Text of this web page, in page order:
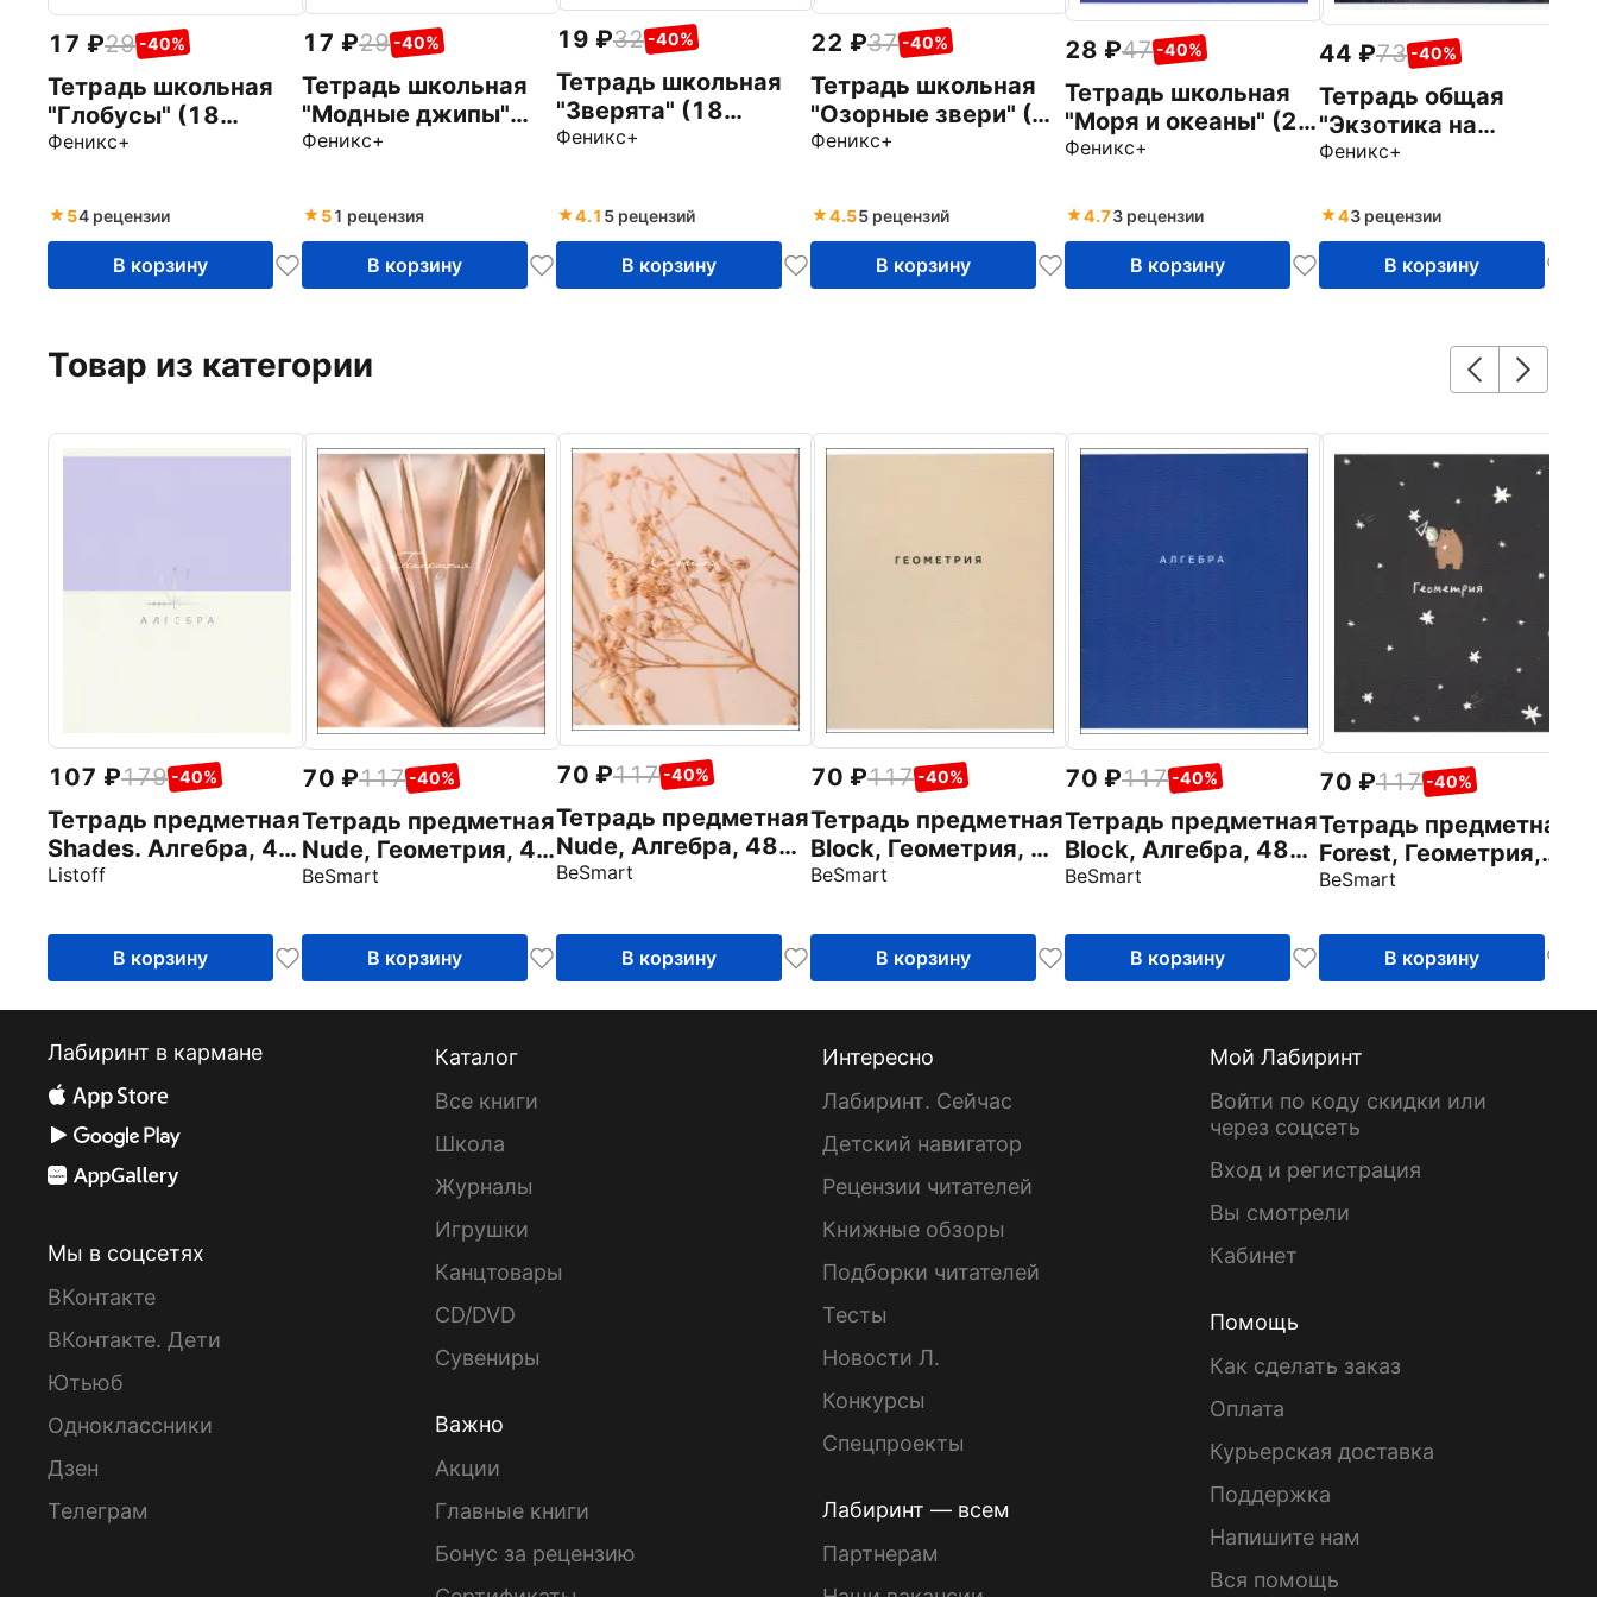
17 29 -40%
Тетрадь школьная
"Глобусы" (18
листов, линия, А5+,
(47175)
Феникс+
54 рецензии
В корзину
17 29 -40%
Тетрадь школьная
"Модные джипы"
(18 листов, клетка,
(46944)
Феникс+
51 рецензия
В корзину
19 32 -40%
Тетрадь школьная
"Зверята" (18
листов, клетка, в
Феникс+
4.1 5 рецензий
В корзину
22 37 -40%
Тетрадь школьная
"Озорные звери" (24
листа, клетка, в
Феникс+
4.55 рецензий
В корзину
28 47 -40%
Тетрадь школьная
"Моря и океаны" (24
листов, А5+, линия,
(49522)
Феникс+
4.73 рецензии
В корзину
44 73 -40%
Тетрадь общая
"Экзотика на
черном" (48 листов,
ассортименте)
(49529)
Феникс+
43 рецензии
В корзину
Товар из категории
107 179 -40%
Тетрадь предметная
Shades. Алгебра, 48
листов
Listoff
В корзину
70 117 -40%
Тетрадь предметная
Nude, Геометрия, 48
листов, клетка
BeSmart
В корзину
70 117 -40%
Тетрадь предметная
Nude, Алгебра, 48
листов, клетка
BeSmart
В корзину
70 117 -40%
Тетрадь предметная
Block, Геометрия, 48
листов, клетка
BeSmart
В корзину
70 117 -40%
Тетрадь предметная
Block, Алгебра, 48
листов, клетка
BeSmart
В корзину
70 117 -40%
Тетрадь предметная
Forest, Геометрия,
48 листов, клетка
BeSmart
В корзину
Лабиринт в кармане
Мы в соцсетях
ВКонтакте
ВКонтакте. Дети
Ютьюб
Одноклассники
Дзен
Телеграм
Каталог
Все книги
Школа
Журналы
Игрушки
Канцтовары
CD/DVD
Сувениры
Важно
Акции
Главные книги
Бонус за рецензию
Интересно
Лабиринт. Сейчас
Детский навигатор
Рецензии читателей
Книжные обзоры
Подборки читателей
Тесты
Новости Л.
Конкурсы
Спецпроекты
Лабиринт — всем
Партнерам
Мой Лабиринт
Войти по коду скидки или
через соцсеть
Вход и регистрация
Вы смотрели
Кабинет
Помощь
Как сделать заказ
Оплата
Курьерская доставка
Поддержка
Напишите нам
Вся помощь